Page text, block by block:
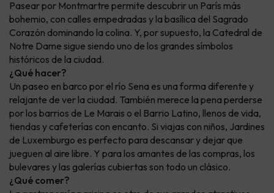
Pasear por Montmartre permite descubrir un París más
bohemio, con calles empedradas y la basílica del Sagrado
Corazón dominando la colina. Y, por supuesto, la Catedral de
Notre Dame sigue siendo uno de los grandes símbolos
históricos de la ciudad.
¿Qué hacer?
Un paseo en barco por el río Sena es una forma diferente y
relajante de ver la ciudad. También merece la pena perderse
por los barrios de Le Marais o el Barrio Latino, llenos de vida,
tiendas y cafeterías con encanto. Si viajas con niños, Jardines
de Luxemburgo es perfecto para descansar y dejar que
jueguen al aire libre. Y para los amantes de las compras, los
bulevares y las galerías cubiertas son todo un clásico.
¿Qué comer?